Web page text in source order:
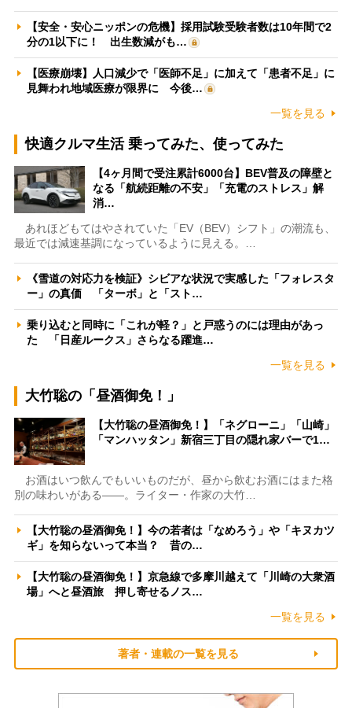
【安全・安心ニッポンの危機】採用試験受験者数は10年間で2
分の1以下に！ 出生数減がも…
【医療崩壊】人口減少で「医師不足」に加えて「患者不足」に
見舞われ地域医療が限界に 今後…
一覧を見る
快適クルマ生活 乗ってみた、使ってみた
【4ヶ月間で受注累計6000台】BEV普及の障壁と
なる「航続距離の不安」「充電のストレス」解
消…
あれほどもてはやされていた「EV（BEV）シフト」の潮流も、
最近では減速基調になっているように見える。…
《雪道の対応力を検証》シビアな状況で実感した「フォレスタ
ー」の真価 「ターボ」と「スト…
乗り込むと同時に「これが軽？」と戸惑うのには理由があっ
た 「日産ルークス」さらなる躍進…
一覧を見る
大竹聡の「昼酒御免！」
【大竹聡の昼酒御免！】「ネグローニ」「山崎」
「マンハッタン」新宿三丁目の隠れ家バーで1…
お酒はいつ飲んでもいいものだが、昼から飲むお酒にはまた格
別の味わいがある――。ライター・作家の大竹…
【大竹聡の昼酒御免！】今の若者は「なめろう」や「キヌカツ
ギ」を知らないって本当？ 昔の…
【大竹聡の昼酒御免！】京急線で多摩川越えて「川崎の大衆酒
場」へと昼酒旅 押し寄せるノス…
一覧を見る
著者・連載の一覧を見る